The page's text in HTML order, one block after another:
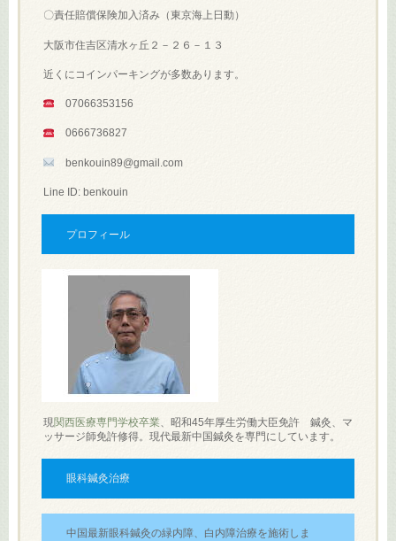
〇責任賠償保険加入済み（東京海上日動）
大阪市住吉区清水ヶ丘２－２６－１３
近くにコインパーキングが多数あります。
07066353156
0666736827
benkouin89@gmail.com
Line ID: benkouin
プロフィール
現関西医療専門学校卒業、昭和45年厚生労働大臣免許 鍼灸、マ
ッサージ師免許修得。現代最新中国鍼灸を専門にしています。
眼科鍼灸治療
中国最新眼科鍼灸の緑内障、白内障治療を施術しま